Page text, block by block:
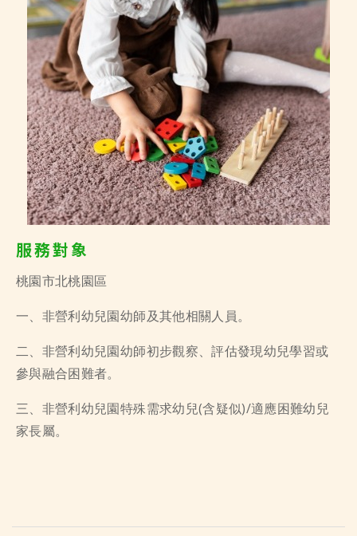
服務對象
桃園市北桃園區
一、非營利幼兒園幼師及其他相關人員。
二、非營利幼兒園幼師初步觀察、評估發現幼兒學習或
參與融合困難者。
三、非營利幼兒園特殊需求幼兒(含疑似)/適應困難幼兒
家長屬。